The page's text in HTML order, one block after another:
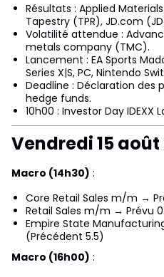
Résultats : Applied
Tapestry (TPR), JD.com
Volatilité attendue :
metals company (TMC).
Lancement : EA Sports
Series X|S, PC, Nintendo
Deadline : Déclaration des
hedge funds.
10h00 : Investor Day IDEXX
Vendredi 15 août
Macro (14h30) :
Core Retail Sales m/m →
Retail Sales m/m → Prévu
Empire State
(Précédent 5.5)
Macro (16h00) :